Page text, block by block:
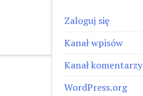
Zaloguj się
Kanał wpisów
Kanał komentarzy
WordPress.org